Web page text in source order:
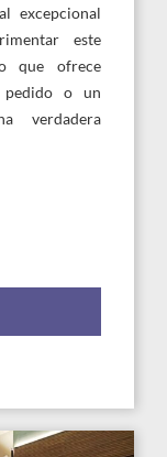
excepcional
este
que ofrece
pedido o un
verdadera